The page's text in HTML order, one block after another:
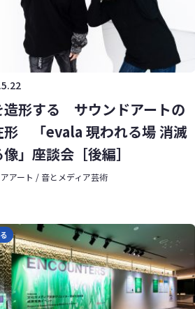
造形する サウンドアートの
形 「evala 現われる場 消滅
」座談会［後編］
アアート / 音とメディア芸術